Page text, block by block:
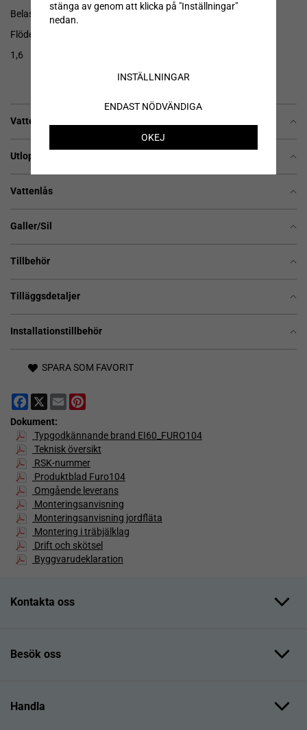
Vattengång, totalhöjd, överdelsdjup och fall mot utlopp
Utlopp och flödeskapacitet
Vattenlås
Galler/Sil
Tillbehör
Tilläggsdetaljer
Installationstillbehör
Belastningsklass L15. Max last utan brott 1500 kg.
Flödeskapacitet (l/s):
1,6
SPARA SOM FAVORIT
Facebook
X Email
Dokument:
Typgodkännande brand EI60_FURO104
Teknisk översikt
RSK-nummer
Produktblad Furo104
Omgående leverans
Monteringsanvisning
Monteringsanvisning jordfläta
Montering i träbjälklag
Drift och skötsel
Byggvarudeklaration
Kontakta oss
Besök oss
Handla
stänga av genom att klicka på "Inställningar"
nedan.
INSTÄLLNINGAR
ENDAST NÖDVÄNDIGA
OKEJ